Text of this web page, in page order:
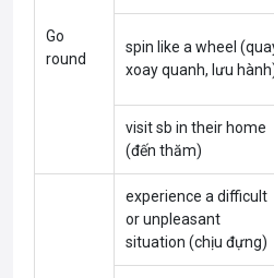
Go
round
spin like a wheel
xoay quanh, lưu
visit sb in their home
(đến thăm)
experience a difficult
or unpleasant
situation (chịu đựng)